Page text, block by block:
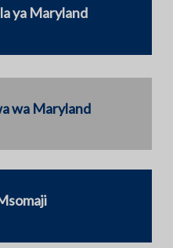
ya Maryland
wa Maryland